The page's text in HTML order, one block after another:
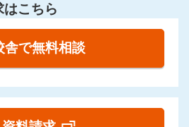
こちら
舎で無料相談